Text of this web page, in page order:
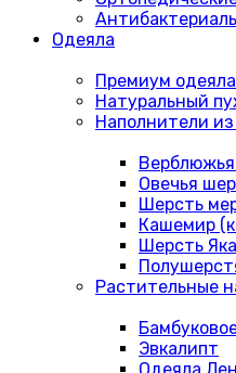
Одеяла
Премиум одеяла
Натуральный
Наполнители
Овечья
Шерсть
Кашемир
Шерсть Яка
Растительные
Эвкалипт